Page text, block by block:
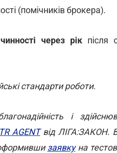
(помічників брокера).
через рікпісля
стандарти роботи.
і
AGENTвід ЛІГА:ЗАКОН.
оформившизаявкуна